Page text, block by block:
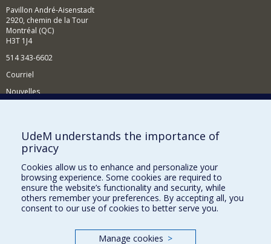
Pavillon André-Aisenstadt
2920, chemin de la Tour
Montréal (QC)
H3T 1J4
514 343-6602
Courriel
Nouvelles
Comment soutenir le Département?
BESOIN D'AIDE?
Plan du site
Signaler une erreur
Accessibilité
UdeM understands the importance of
privacy
Cookies allow us to enhance and personalize your
browsing experience. Some cookies are required to
ensure the website’s functionality and security, while
others remember your preferences. By accepting all, you
consent to our use of cookies to better serve you.
Manage cookies >